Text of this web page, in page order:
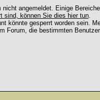
nicht angemeldet. Einige
sind, können Sie dies hier tun.
könnte gesperrt worden sein.
Forum, die bestimmten